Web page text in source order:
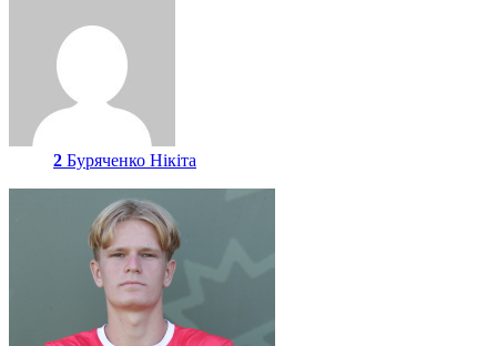
2 Буряченко Нікіта